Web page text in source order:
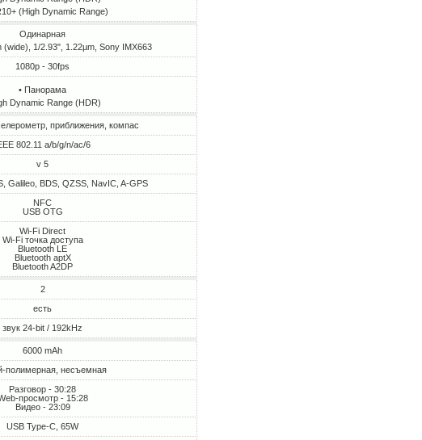
(High Dynamic Range)
Одинарная
(wide), 1/2.93", 1.22µm, Sony IMX663
1080p - 30fps
• Панорама
Dynamic Range (HDR)
приближения, компас
802.11 a/b/g/n/ac/6
v 5
Galileo, BDS, QZSS, NavIC, A-GPS
NFC
USB OTG
Wi-Fi Direct
Wi-Fi точка доступа
Bluetooth LE
Bluetooth aptX
Bluetooth A2DP
2
есть
звук 24-bit / 192kHz
6000 mAh
полимерная, несъемная
Разговор - 30:28
просмотр - 15:28
Видео - 23:09
USB Type-C, 65W